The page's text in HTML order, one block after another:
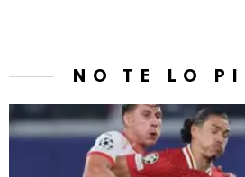
NO TE LO